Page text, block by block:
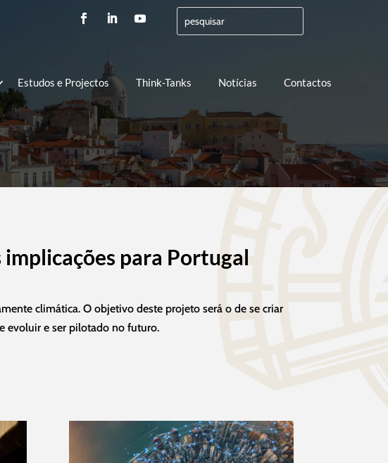
Estudos e Projectos Think-Tanks Notícias Contactos
implicações para Portugal
climática. O objetivo deste projeto será o de se criar
evoluir e ser pilotado no futuro.